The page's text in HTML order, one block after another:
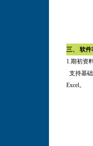
三、 软件
1.期初资
支持基
Excel。